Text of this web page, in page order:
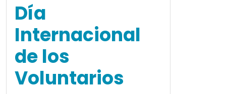
Día
Internacional
de los
Voluntarios